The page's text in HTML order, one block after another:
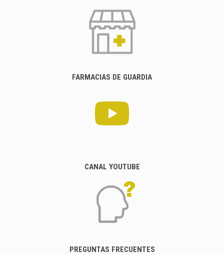
FARMACIAS DE GUARDIA
CANAL YOUTUBE
PREGUNTAS FRECUENTES